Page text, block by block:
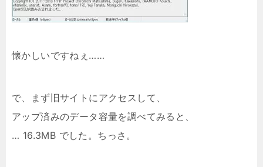
懐かしいですねぇ……
で、まず旧サイトにアクセスして、
アップ済みのデータ容量を調べてみると、
… 16.3MB でした。ちっさ。